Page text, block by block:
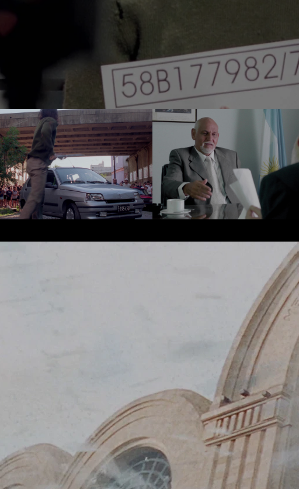
Héroes y Demonios 02
Reproducir video
Héroes y Demonios 06
Reproducir video